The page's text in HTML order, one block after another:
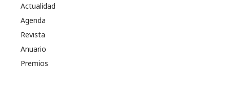
Actualidad
Agenda
Revista
Anuario
Premios